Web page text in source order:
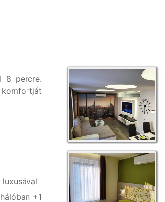
8 percre.
+1